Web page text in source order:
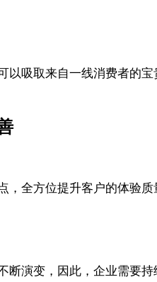
以吸取来自一线消费者的
，全方位提升客户的体验
演变，因此，企业需要